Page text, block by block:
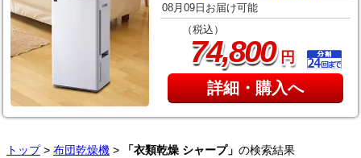
08月09日お届け可能
（税込）
74,800円
詳細・購入へ
トップ> 布団乾燥機 > 「衣類乾燥 シャープ」 の検索結果